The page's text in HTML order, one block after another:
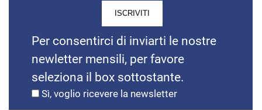
Per consentirci di inviarti le nostre
newletter mensili, per favore
seleziona il box sottostante.
Sì, voglio ricevere la newsletter